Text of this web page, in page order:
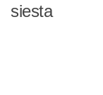
siesta